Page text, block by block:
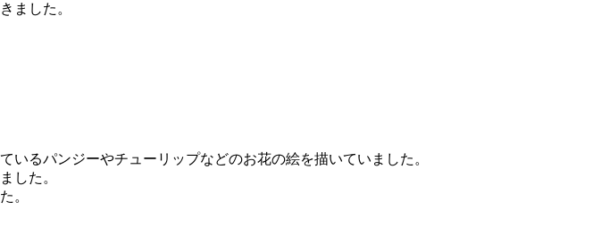
ました。
いるパンジーやチューリップなどのお花の絵を描いていました。
した。
。